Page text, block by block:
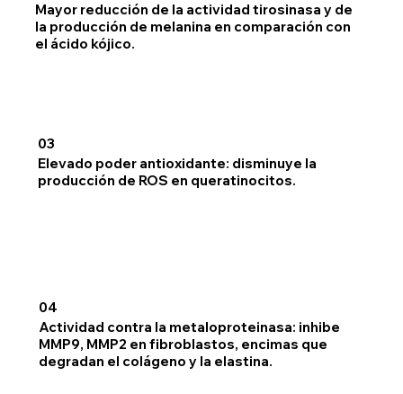
Mayor reducción de la actividad tirosinasa y de
la producción de melanina en comparación con
el ácido kójico.
03
Elevado poder antioxidante: disminuye la
producción de ROS en queratinocitos.
04
Actividad contra la metaloproteinasa: inhibe
MMP9, MMP2 en fibroblastos, encimas que
degradan el colágeno y la elastina.